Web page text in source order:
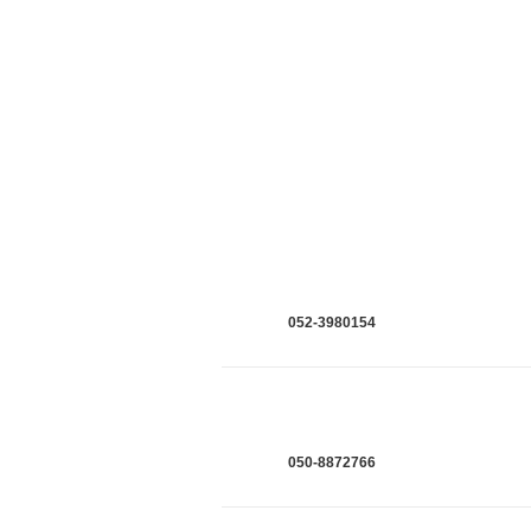
052-3980154
050-8872766